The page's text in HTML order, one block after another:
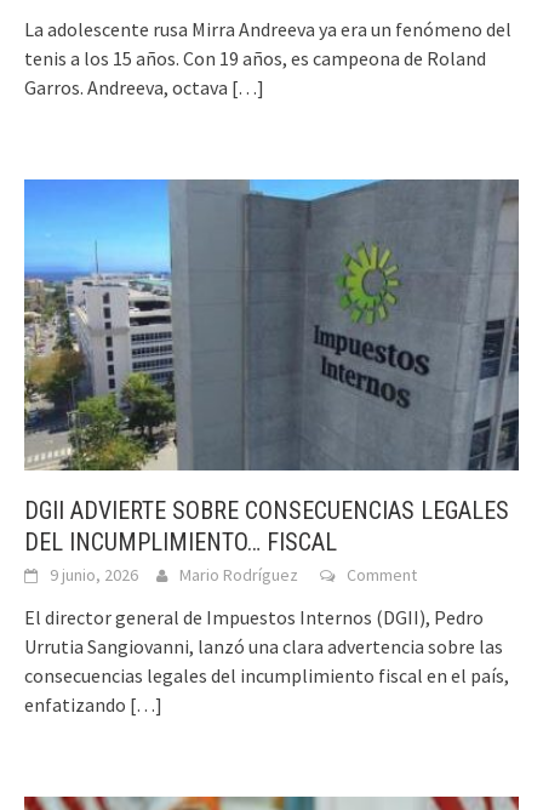
La adolescente rusa Mirra Andreeva ya era un fenómeno del
tenis a los 15 años. Con 19 años, es campeona de Roland
Garros. Andreeva, octava […]
DGII ADVIERTE SOBRE CONSECUENCIAS LEGALES
DEL INCUMPLIMIENTO… FISCAL
9 junio, 2026 Mario Rodríguez Comment
El director general de Impuestos Internos (DGII), Pedro
Urrutia Sangiovanni, lanzó una clara advertencia sobre las
consecuencias legales del incumplimiento fiscal en el país,
enfatizando […]